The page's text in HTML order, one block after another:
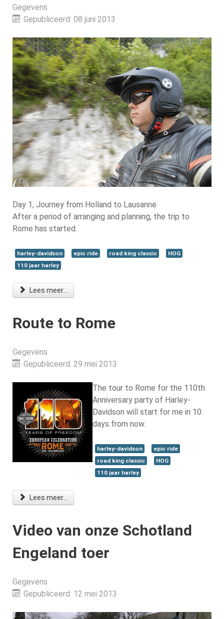
Gegevens
Gepubliceerd: 08 juni 2013
Day 1, Journey from Holland to Lausanne
After a period of arranging and planning, the trip to
Rome has started.
harley-davidson epic ride road king classic
HOG
110 jaar harley
Lees meer...
Route to Rome
Gegevens
Gepubliceerd: 29 mei 2013
The tour to Rome for the 110th
Anniversary party of Harley-
Davidson will start for me in 10
days from now.
harley-davidson
epic ride
road king classic
HOG
110 jaar harley
Lees meer...
Video van onze Schotland
Engeland toer
Gegevens
Gepubliceerd: 12 mei 2013